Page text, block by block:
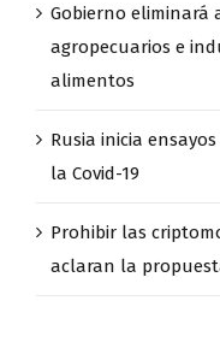
Gobierno eliminará
agropecuarios e
alimentos
Rusia inicia
la Covid-19
Prohibir las
aclaran la